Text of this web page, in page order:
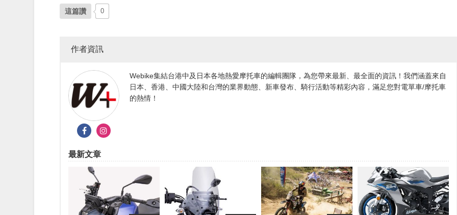
這篇讚 0
作者資訊
Webike集結台港中及日本各地熱愛摩托車的編輯團隊，為您帶來最新、最全面的資訊！我們涵蓋來自
日本、香港、中國大陸和台灣的業界動態、新車發布、騎行活動等精彩內容，滿足您對電單車/摩托車
的熱情！
最新文章